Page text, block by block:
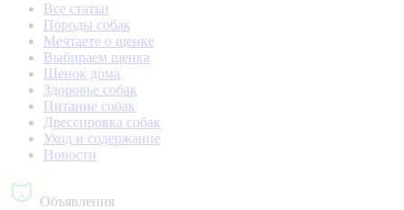
Все статьи
Породы собак
Мечтаете о щенке
Выбираем щенка
Щенок дома
Здоровье собак
Питание собак
Дрессировка собак
Уход и содержание
Новости
Объявления